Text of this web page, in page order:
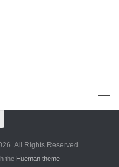
All Rights Reserved.
the Hueman theme